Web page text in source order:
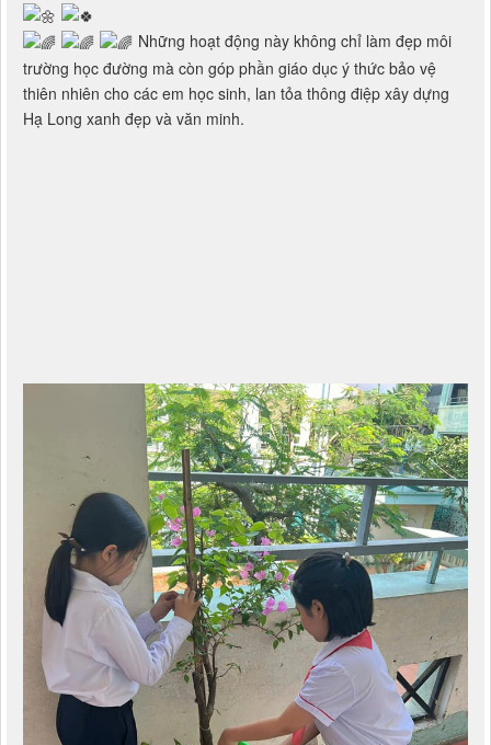
Những hoạt động này không chỉ làm đẹp môi
trường học đường mà còn góp phần giáo dục ý thức bảo vệ
thiên nhiên cho các em học sinh, lan tỏa thông điệp xây dựng
Hạ Long xanh đẹp và văn minh.